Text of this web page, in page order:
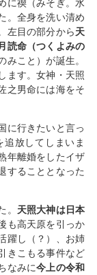
に禊（みそぎ。水
。全身を洗い清め
左目の部分から天
月読命（つくよみの
みこと）が誕生。
ます。女神・天照
之男命には海をそ
に行きたいと言っ
放してしまいま
年離婚をしたイザ
することとなった
天照大神は日本
も高天原を引っか
躍し（？）、お姉
きこもる事件など
なみに今上の令和